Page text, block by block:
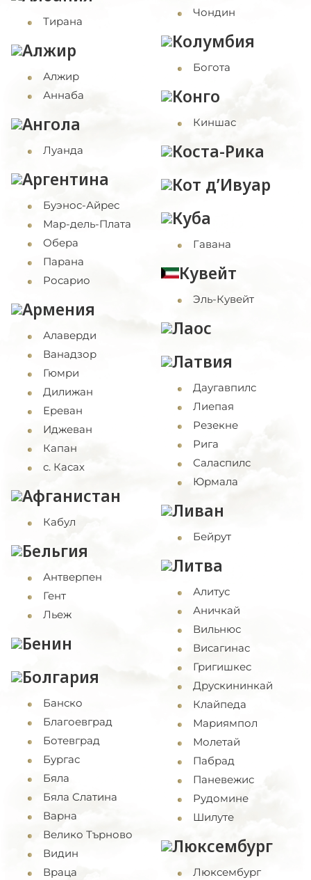
Тирана
Алжир
Алжир
Аннаба
Ангола
Луанда
Аргентина
Буэнос-Айрес
Мар-дель-Плата
Обера
Парана
Росарио
Армения
Алаверди
Ванадзор
Гюмри
Дилижан
Ереван
Иджеван
Капан
с. Касах
Афганистан
Кабул
Бельгия
Антверпен
Гент
Льеж
Бенин
Болгария
Банско
Благоевград
Ботевград
Бургас
Бяла
Бяла Слатина
Варна
Велико Търново
Видин
Враца
Чондин
Колумбия
Богота
Конго
Киншас
Коста-Рика
Кот д’Ивуар
Куба
Гавана
Кувейт
Эль-Кувейт
Лаос
Латвия
Даугавпилс
Лиепая
Резекне
Рига
Саласпилс
Юрмала
Ливан
Бейрут
Литва
Алитус
Аничкай
Вильнюс
Висагинас
Григишкес
Друскининкай
Клайпеда
Мариямпол
Молетай
Пабрад
Паневежис
Рудомине
Шилуте
Люксембург
Люксембург